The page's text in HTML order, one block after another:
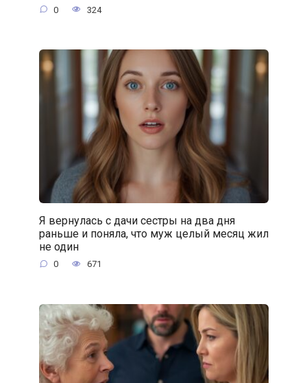
0 324
Я вернулась с дачи сестры на два дня
раньше и поняла, что муж целый месяц жил
не один
0 671